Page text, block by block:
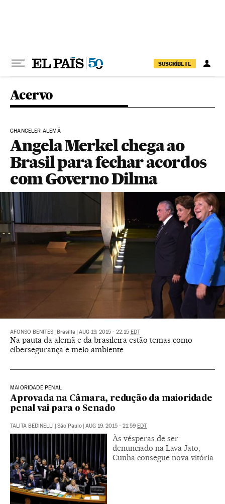
SUSCRÍBETE
Acervo
CHANCELER ALEMÃ
Angela Merkel chega ao
Brasil para fechar acordos
com Governo Dilma
AFONSO BENITES Brasília AUG 19, 2015 - 22:15 EDT
Na pauta da alemã e da brasileira estão temas como
cibersegurança e meio ambiente
MAIORIDADE PENAL
Aprovada na Câmara, redução da maioridade
penal vai para o Senado
TALITA BEDINELLI São Paulo AUG 19, 2015 - 21:59 EDT
Às vésperas de ser
denunciado na Lava Jato,
Cunha consegue nova vitória